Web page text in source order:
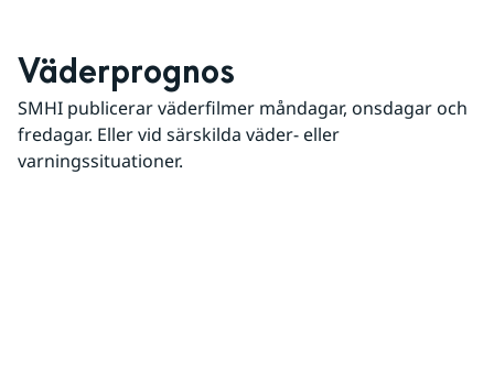
Väderprognos
SMHI publicerar väderfilmer måndagar, onsdagar och
fredagar. Eller vid särskilda väder- eller
varningssituationer.